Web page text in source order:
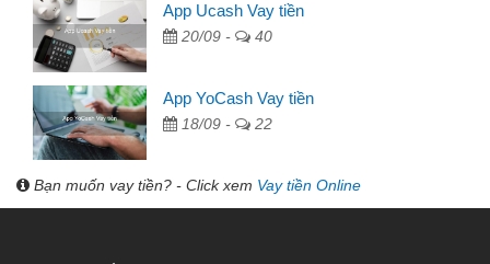
App Ucash Vay tiền
20/09 - 40
App YoCash Vay tiền
18/09 - 22
Bạn muốn vay tiền? - Click xem Vay tiền Online